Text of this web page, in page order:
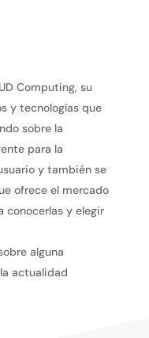
Computing, su
y tecnologías que
sobre la
para la
y también se
ofrece el mercado
conocerlas y elegir
alguna
actualidad